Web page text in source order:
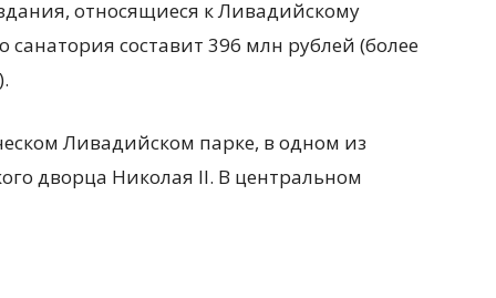
относящиеся к Ливадийскому
составит 396 млн рублей (более
Ливадийском парке, в одном из
дворца Николая II. В центральном